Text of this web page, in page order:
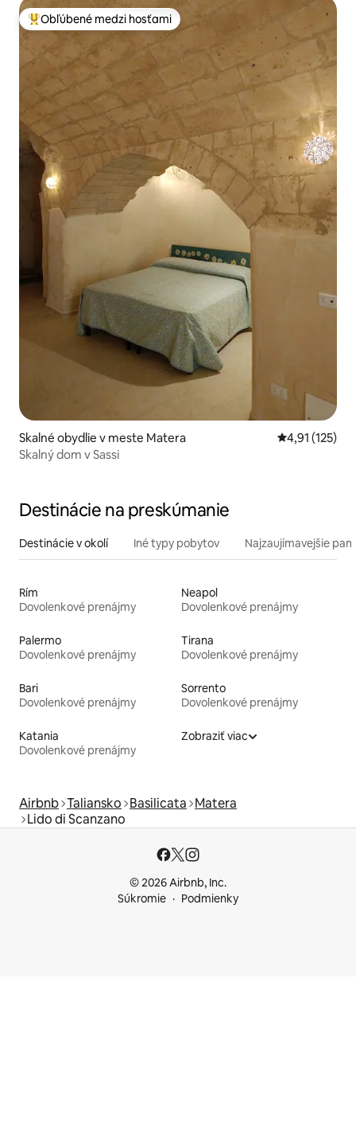
Najobľúbenejšie medzi hosťami
Obľúbené medzi hosťami
Skalné obydlie v meste Matera Priemerné
4,91 (125)
Skalný dom v Sassi
Destinácie na preskúmanie
Destinácie v okolí Iné typy pobytov Najzaujímavejšie
Rím
Dovolenkové prenájmy
Neapol
Dovolenkové prenájmy
Palermo
Dovolenkové prenájmy
Tirana
Dovolenkové prenájmy
Bari
Dovolenkové prenájmy
Sorrento
Dovolenkové prenájmy
Katania
Dovolenkové prenájmy
Zobraziť viac
Airbnb Taliansko Basilicata Matera
Lido di Scanzano
© 2026 Airbnb, Inc.
Súkromie
Podmienky